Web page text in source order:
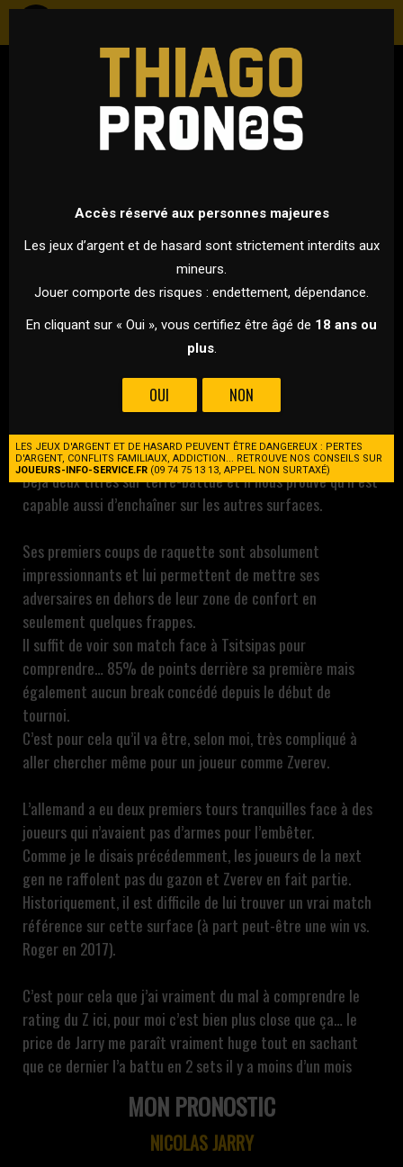
TENNIS
ATP 500 - HALLE
23 JUIN 2023 À 13H30
VS
ALEXANDER ZVEREV AFFRONTE NICOLAS JARRY POUR UNE
PLACE DANS LE DERNIER CARRÉ DE HALLE !
Jarry est entrain de nous pondre une saison masterclass.
2023 signe vraiment son retour après un passage sur le
circuit challenger à cause de sa suspension pour dopage en
2020.
Déjà deux titres sur terre-battue et il nous prouve qu’il est
capable aussi d’enchaîner sur les autres surfaces.
Ses premiers coups de raquette sont absolument
impressionnants et lui permettent de mettre ses
adversaires en dehors de leur zone de confort en
seulement quelques frappes.
Il suffit de voir son match face à Tsitsipas pour
comprendre… 85% de points derrière sa première mais
également aucun break concédé depuis le début de
tournoi.
C’est pour cela qu’il va être, selon moi, très compliqué à
aller chercher même pour un joueur comme Zverev.
L’allemand a eu deux premiers tours tranquilles face à des
joueurs qui n’avaient pas d’armes pour l’embêter.
Comme je le disais précédemment, les joueurs de la next
gen ne raffolent pas du gazon et Zverev en fait partie.
Historiquement, il est difficile de lui trouver un vrai match
référence sur cette surface (à part peut-être une win vs.
Roger en 2017).
C’est pour cela que j’ai vraiment du mal à comprendre le
rating du Z ici, pour moi c’est bien plus close que ça… le
price de Jarry me paraît vraiment huge tout en sachant
que ce dernier l’a battu en 2 sets il y a moins d’un mois
MON PRONOSTIC
NICOLAS JARRY
Accès réservé aux personnes majeures
Les jeux d’argent et de hasard sont strictement interdits aux
mineurs.
Jouer comporte des risques : endettement, dépendance.
En cliquant sur « Oui », vous certifiez être âgé de 18 ans ou
plus.
OUI NON
LES JEUX D'ARGENT ET DE HASARD PEUVENT ÊTRE DANGEREUX : PERTES
D'ARGENT, CONFLITS FAMILIAUX, ADDICTION... RETROUVE NOS CONSEILS SUR
JOUEURS-INFO-SERVICE.FR (09 74 75 13 13, APPEL NON SURTAXÉ)